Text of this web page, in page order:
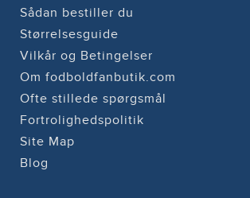
Sådan bestiller du
Størrelsesguide
Vilkår og Betingelser
Om fodboldfanbutik.com
Ofte stillede spørgsmål
Fortrolighedspolitik
Site Map
Blog